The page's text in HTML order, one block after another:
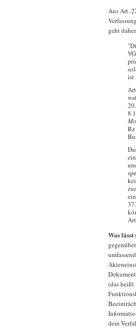
Aus Art.
geht
ist
Was
(das
dem